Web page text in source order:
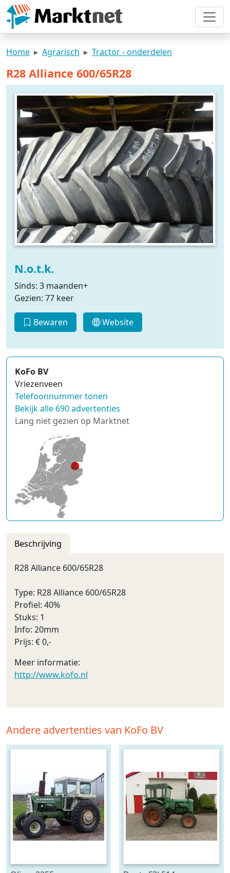
Home Agrarisch Tractor - onderdelen
R28 Alliance 600/65R28
N.o.t.k.
Sinds: 3 maanden+
Gezien: 77 keer
Bewaren Website
KoFo BV
Vriezenveen
Telefoonnummer tonen
Bekijk alle 690 advertenties
Lang niet gezien op Marktnet
Beschrijving
R28 Alliance 600/65R28
Type: R28 Alliance 600/65R28
Profiel: 40%
Stuks: 1
Info: 20mm
Prijs: € 0,-
Meer informatie:
http://www.kofo.nl
Andere advertenties van KoFo BV